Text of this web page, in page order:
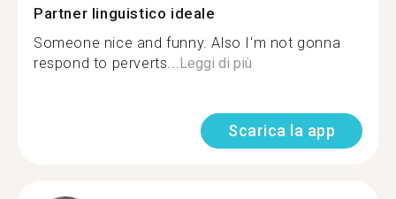
Partner linguistico ideale
Someone nice and funny. Also I'm not gonna
respond to perverts...Leggi di più
Scarica la app